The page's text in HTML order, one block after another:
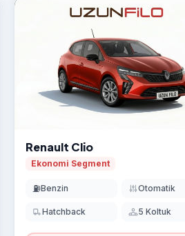
Renault Clio
Ekonomi Segment
⛽Benzin Otomatik
Hatchback 5 Koltuk